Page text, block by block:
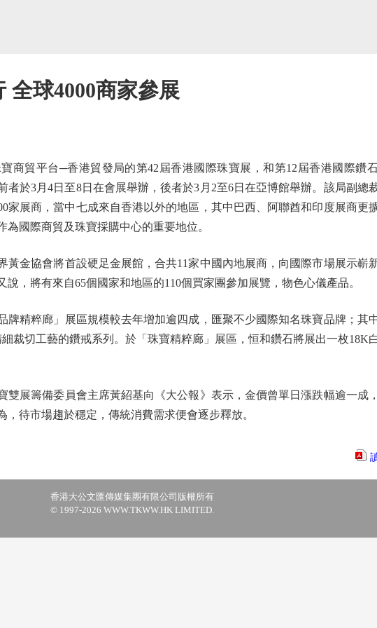
全球4000商家參展
貿平台─香港貿發局的第42屆香港國際珠寶展，和第12屆香港國際鑽
於3月4日至8日在會展舉辦，後者於3月2至6日在亞博館舉辦。該局副總
家展商，當中七成來自香港以外的地區，其中巴西、阿聯酋和印度展商更
國際商貿及珠寶採購中心的重要地位。
協會將首設硬足金展館，合共11家中國內地展商，向國際市場展示嶄
，將有來自65個國家和地區的110個買家團參加展覽，物色心儀產品。
精粹廊」展區規模較去年增加逾四成，匯聚不少國際知名珠寶品牌；其
裁切工藝的鑽戒系列。於「珠寶精粹廊」展區，恒和鑽石將展出一枚18K
展籌備委員會主席黃紹基向《大公報》表示，金價曾單日漲跌幅逾一成
待市場趨於穩定，傳統消費需求便會逐步釋放。
香港大公文匯傳媒集團有限公司版權所有
© 1997-2026 WWW.TKWW.HK LIMITED.